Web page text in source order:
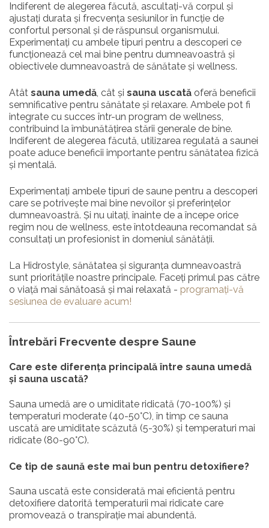
Indiferent de alegerea făcută, ascultați-vă corpul și
ajustați durata și frecvența sesiunilor în funcție de
confortul personal și de răspunsul organismului.
Experimentați cu ambele tipuri pentru a descoperi ce
funcționează cel mai bine pentru dumneavoastră și
obiectivele dumneavoastră de sănătate și wellness.
Atât sauna umedă, cât și sauna uscată oferă beneficii
semnificative pentru sănătate și relaxare. Ambele pot fi
integrate cu succes într-un program de wellness,
contribuind la îmbunătățirea stării generale de bine.
Indiferent de alegerea făcută, utilizarea regulată a saunei
poate aduce beneficii importante pentru sănătatea fizică
și mentală.
Experimentați ambele tipuri de saune pentru a descoperi
care se potrivește mai bine nevoilor și preferințelor
dumneavoastră. Și nu uitați, înainte de a începe orice
regim nou de wellness, este întotdeauna recomandat să
consultați un profesionist în domeniul sănătății.
La Hidrostyle, sănătatea și siguranța dumneavoastră
sunt prioritățile noastre principale. Faceți primul pas către
o viață mai sănătoasă și mai relaxată - programați-vă
sesiunea de evaluare acum!
Întrebări Frecvente despre Saune
Care este diferența principală între sauna umedă
și sauna uscată?
Sauna umedă are o umiditate ridicată (70-100%) și
temperaturi moderate (40-50°C), în timp ce sauna
uscată are umiditate scăzută (5-30%) și temperaturi mai
ridicate (80-90°C).
Ce tip de saună este mai bun pentru detoxifiere?
Sauna uscată este considerată mai eficientă pentru
detoxifiere datorită temperaturii mai ridicate care
promovează o transpirație mai abundentă.